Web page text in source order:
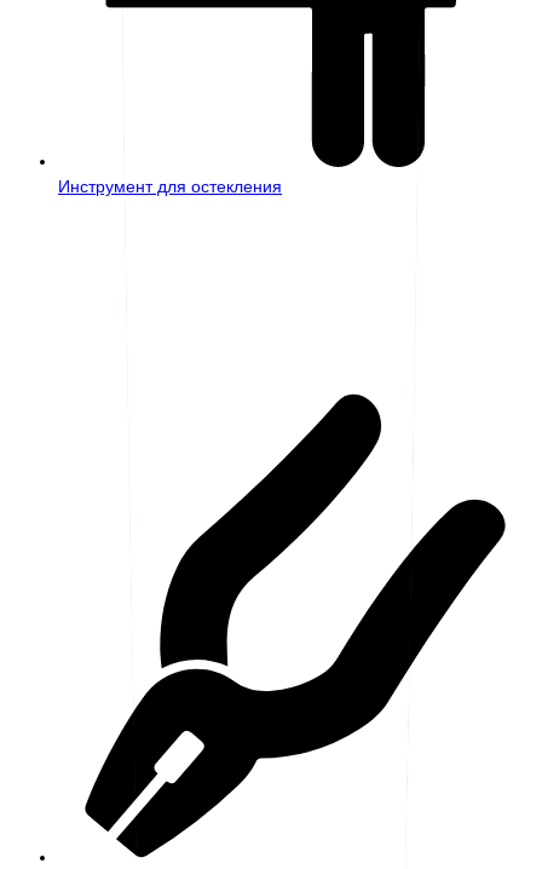
Инструмент для остекления